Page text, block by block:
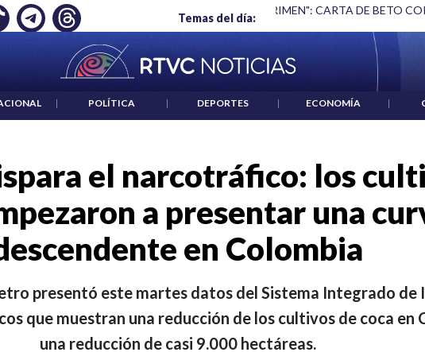
Temas del día:
UN CRIMEN": CARTA DE BETO CORAL ABELARDO DE LA ESPRIELLA Y
| POLÍTICA | DEPORTES | ECONOMÍA |
el narcotráfico: los
a presentar una
en Colombia
presentó este martes datos del Sistema Integrado de
que muestran una reducción de los cultivos de coca en
una reducción de casi 9.000 hectáreas.